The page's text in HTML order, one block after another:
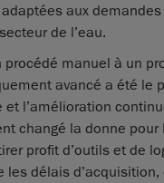
aux
de l’eau.
procédé manuel à un
avancé a été le
et l’amélioration
changé la donne pour
profit d’outils et de
les délais